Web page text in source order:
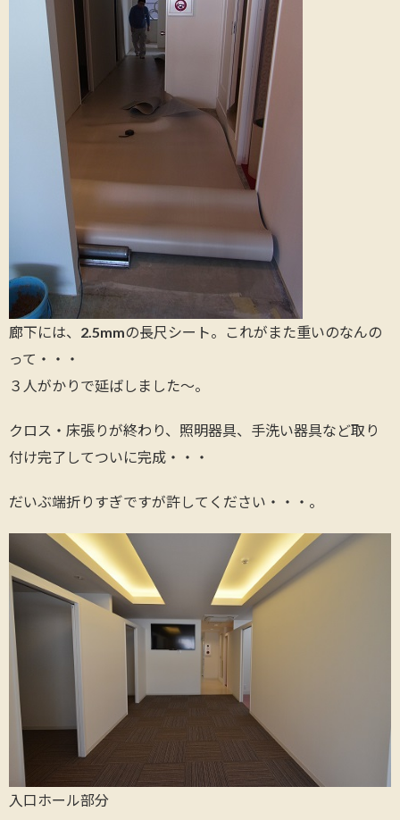
廊下には、2.5mmの長尺シート。これがまた重いのなんの
って・・・
３人がかりで延ばしました～。
クロス・床張りが終わり、照明器具、手洗い器具など取り
付け完了してついに完成・・・
だいぶ端折りすぎですが許してください・・・。
入口ホール部分